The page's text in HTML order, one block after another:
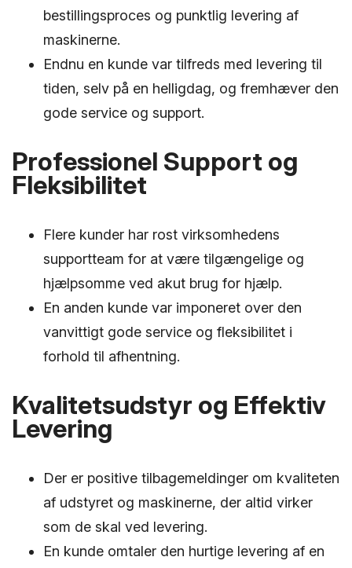
bestillingsproces og punktlig levering af
maskinerne.
Endnu en kunde var tilfreds med levering til
tiden, selv på en helligdag, og fremhæver den
gode service og support.
Professionel Support og
Fleksibilitet
Flere kunder har rost virksomhedens
supportteam for at være tilgængelige og
hjælpsomme ved akut brug for hjælp.
En anden kunde var imponeret over den
vanvittigt gode service og fleksibilitet i
forhold til afhentning.
Kvalitetsudstyr og Effektiv
Levering
Der er positive tilbagemeldinger om kvaliteten
af udstyret og maskinerne, der altid virker
som de skal ved levering.
En kunde omtaler den hurtige levering af en